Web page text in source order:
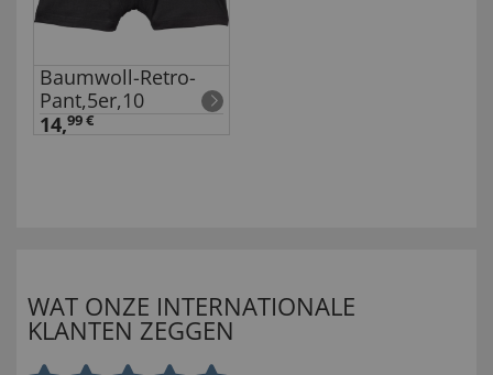
Baumwoll-Retro-
Pant,5er,10
14,99 €
WAT ONZE INTERNATIONALE
KLANTEN ZEGGEN